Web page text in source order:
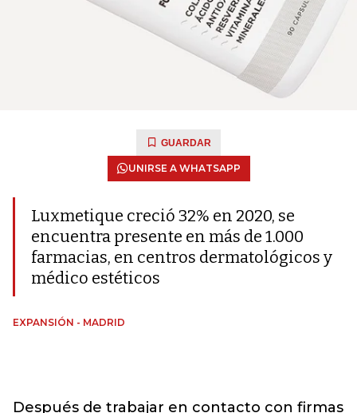
GUARDAR
UNIRSE A WHATSAPP
Luxmetique creció 32% en 2020, se
encuentra presente en más de 1.000
farmacias, en centros dermatológicos y
médico estéticos
EXPANSIÓN - MADRID
Después de trabajar en contacto con firmas